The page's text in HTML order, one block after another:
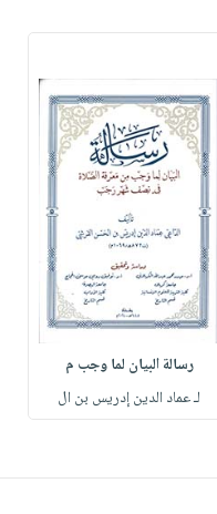
رسالة البيان لما وجب م
لـ عماد الدين إدريس بن ال